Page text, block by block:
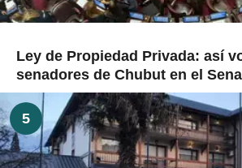
Ley de Propiedad Privada: así
senadores de Chubut en el
5